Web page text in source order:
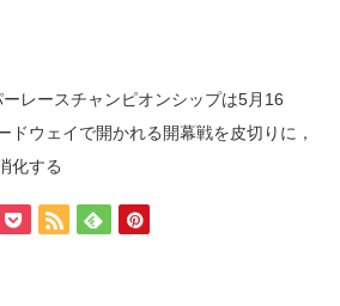
レースチャンピオンシップは5月16
ドウェイで開かれる開幕戦を皮切りに，
化する